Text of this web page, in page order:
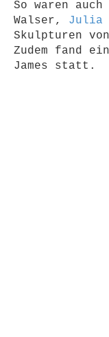
So waren
Walser, Julia
Skulpturen
Zudem fand
James statt.